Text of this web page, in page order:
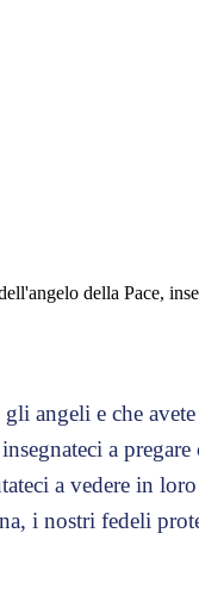
della Pace,
angeli e che
a
a vedere in
i nostri fedeli